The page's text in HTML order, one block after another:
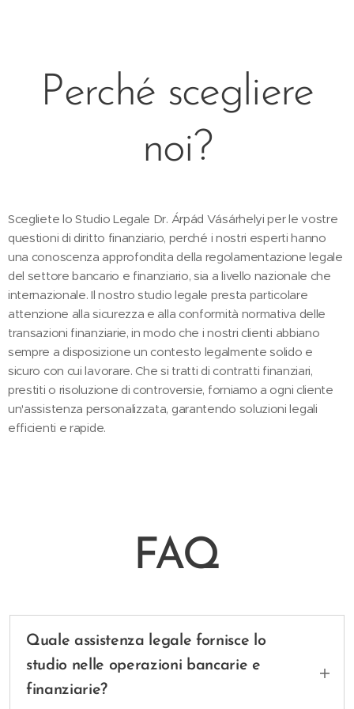
Perché scegliere
noi?
Scegliete lo Studio Legale Dr. Árpád Vásárhelyi per le vostre
questioni di diritto finanziario, perché i nostri esperti hanno
una conoscenza approfondita della regolamentazione legale
del settore bancario e finanziario, sia a livello nazionale che
internazionale. Il nostro studio legale presta particolare
attenzione alla sicurezza e alla conformità normativa delle
transazioni finanziarie, in modo che i nostri clienti abbiano
sempre a disposizione un contesto legalmente solido e
sicuro con cui lavorare. Che si tratti di contratti finanziari,
prestiti o risoluzione di controversie, forniamo a ogni cliente
un'assistenza personalizzata, garantendo soluzioni legali
efficienti e rapide.
FAQ
Quale assistenza legale fornisce lo
studio nelle operazioni bancarie e
finanziarie?